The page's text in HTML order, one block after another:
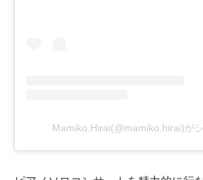
Mamiko.Hirai(@mamiko.hirai)が